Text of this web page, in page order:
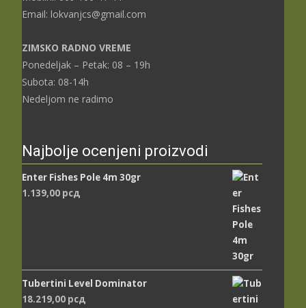
Email: lokvanjcs@gmail.com
ZIMSKO RADNO VREME
Ponedeljak – Petak: 08 – 19h
Subota: 08-14h
Nedeljom ne radimo
Najbolje ocenjeni proizvodi
Enter Fishes Pole 4m 30gr
1.139,00 рсд
Tubertini Level Dominator
18.219,00 рсд